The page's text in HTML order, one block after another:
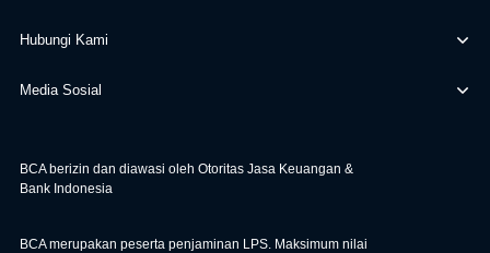
Hubungi Kami
Media Sosial
BCA berizin dan diawasi oleh Otoritas Jasa Keuangan &
Bank Indonesia
BCA merupakan peserta penjaminan LPS. Maksimum nilai